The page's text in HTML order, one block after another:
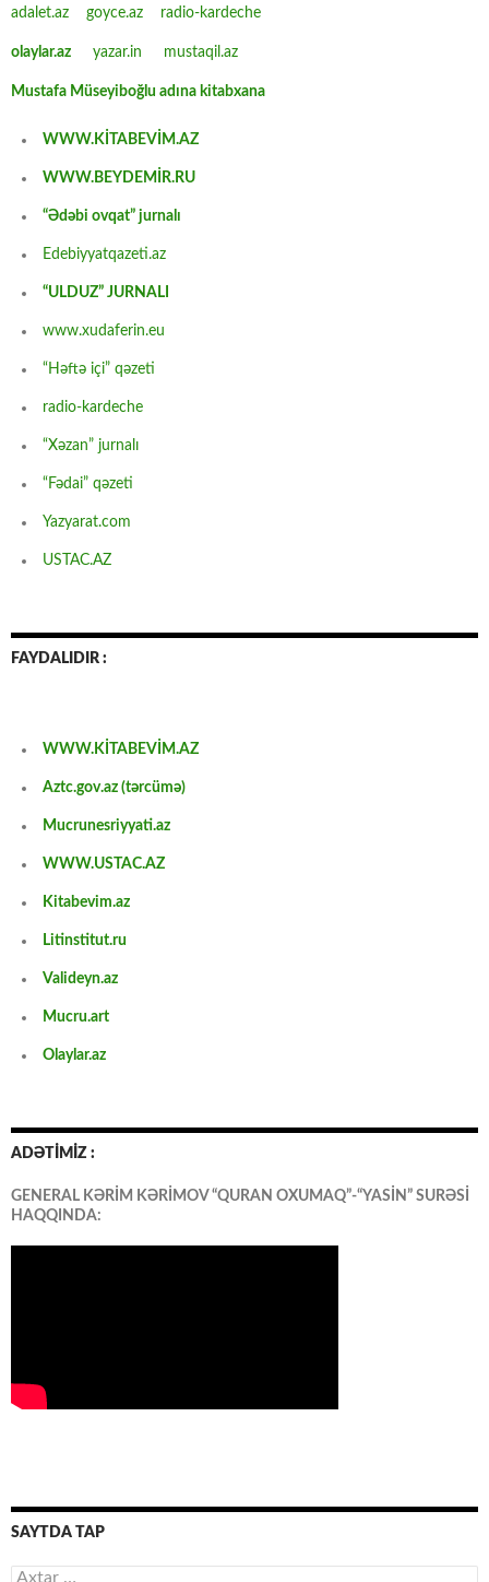
adalet.az goyce.az radio-kardeche
olaylar.az yazar.in mustaqil.az
Mustafa Müseyiboğlu adına kitabxana
WWW.KİTABEVİM.AZ
WWW.BEYDEMİR.RU
“Ədəbi ovqat” jurnalı
Edebiyyatqazeti.az
“ULDUZ” JURNALI
www.xudaferin.eu
“Həftə içi” qəzeti
radio-kardeche
“Xəzan” jurnalı
“Fədai” qəzeti
Yazyarat.com
USTAC.AZ
FAYDALIDIR :
WWW.KİTABEVİM.AZ
Aztc.gov.az (tərcümə)
Mucrunesriyyati.az
WWW.USTAC.AZ
Kitabevim.az
Litinstitut.ru
Valideyn.az
Mucru.art
Olaylar.az
ADƏTİMİZ :
GENERAL KƏRİM KƏRİMOV “QURAN OXUMAQ”-“YASİN” SURƏSİ
HAQQINDA:
SAYTDA TAP
Axtarış: